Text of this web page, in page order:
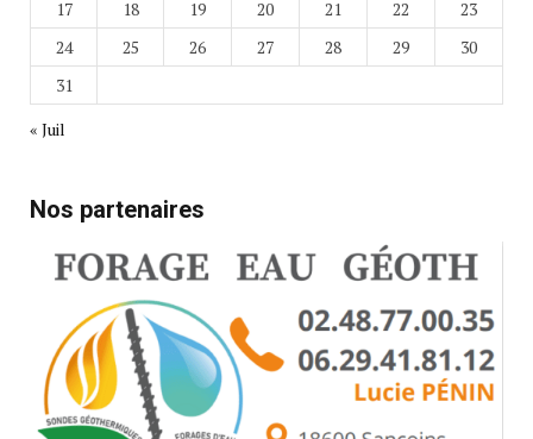
17
18 19 20 21 22
23
24
25 26 27 28 29
30
31
« Juil
Nos partenaires